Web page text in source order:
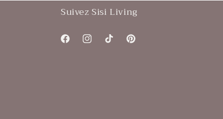
Suivez Sisi Living
FacebookInstagramTikTok Pinterest